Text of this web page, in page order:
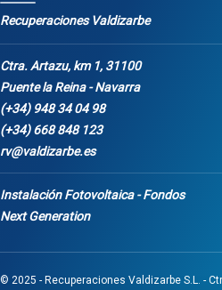
Recuperaciones Valdizarbe
Ctra. Artazu, km 1, 31100
Puente la Reina - Navarra
(+34) 948 34 04 98
(+34) 668 848 123
rv@valdizarbe.es
Instalación Fotovoltaica - Fondos
Next Generation
© 2025 - Recuperaciones Valdizarbe S.L. -